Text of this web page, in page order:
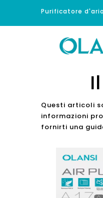
Purificatore
Questi articoli
informazioni
fornirti una